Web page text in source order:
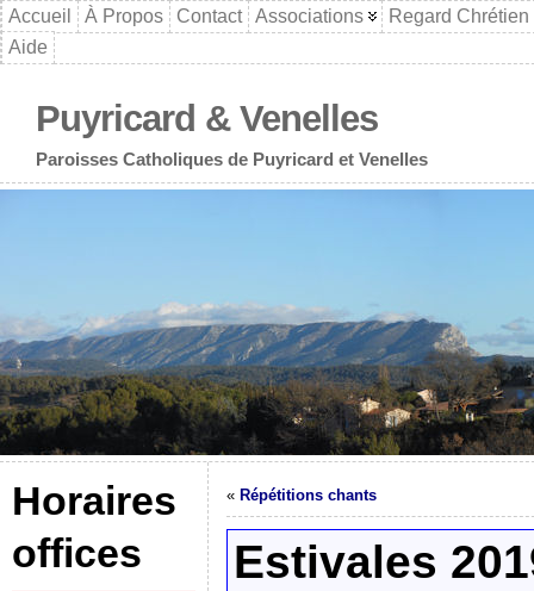
Accueil À Propos Contact Associations
Regard Chrétien
Aide
Puyricard & Venelles
Paroisses Catholiques de Puyricard et Venelles
Horaires
offices
« Répétitions chants
Estivales